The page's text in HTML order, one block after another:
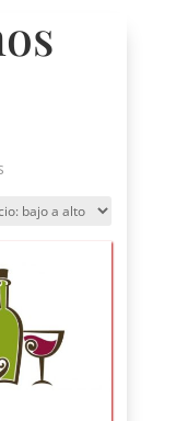
Ordenado
precio:
a
alto